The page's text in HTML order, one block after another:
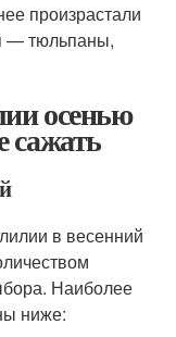
произрастали
— тюльпаны,
осенью
сажать
в весенний
Наиболее
ниже: